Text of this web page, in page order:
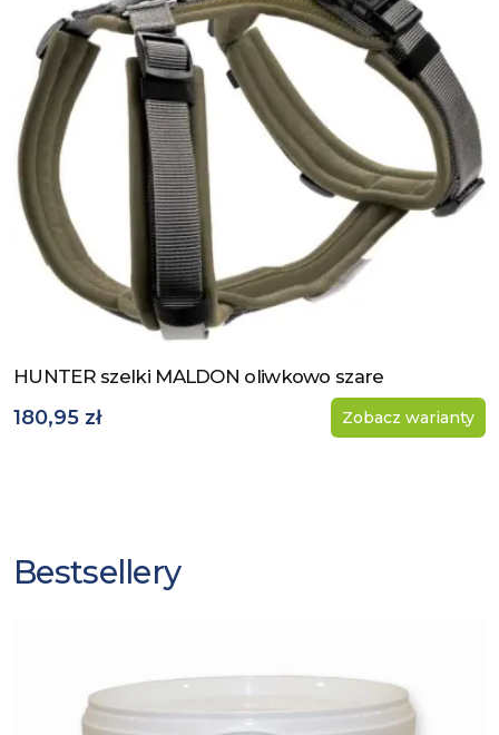
Zobacz produkt
HUNTER szelki MALDON oliwkowo szare
180,95 zł Zobacz warianty
Bestsellery